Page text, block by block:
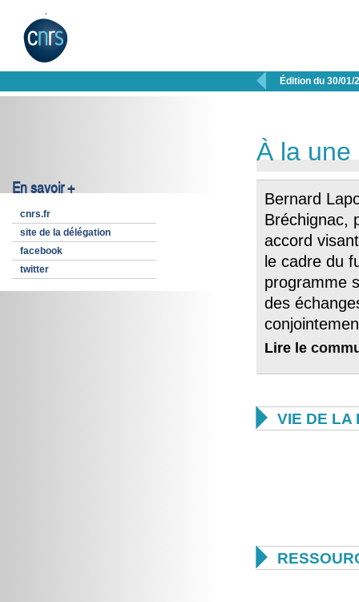
 Édition du 30/01/
En savoir +
cnrs.fr
site de la délégation
facebook
twitter
À la une
Bernard
Bréchignac,
accord
le cadre du
programme
des
Lire le
 VIE DE LA
